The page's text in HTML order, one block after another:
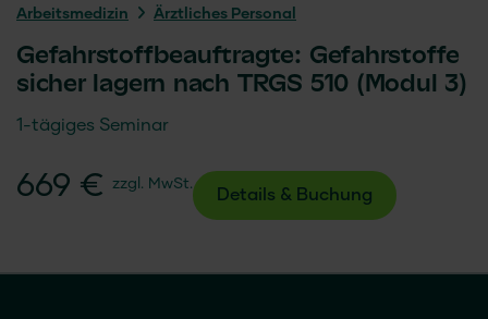
Arbeits­medizin Ärztliches Personal
Gefahrstoffbeauftragte: Gefahrstoffe
sicher lagern nach TRGS 510 (Modul 3)
1-tägiges Seminar
669 € zzgl. MwSt.
Details & Buchung